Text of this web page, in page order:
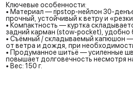
Ключевые особенности:
• Материал — ripstop-нейлон 30-
прочный, устойчивый к ветру и
• Компактность — куртка
задний карман (stow-pocket), удобно
• Съёмный / складываемый капюшон
от ветра и дождя, при
• Продуманное шитьё — усиленные
повышает долговечность несмотря на
• Вес: 150 г.